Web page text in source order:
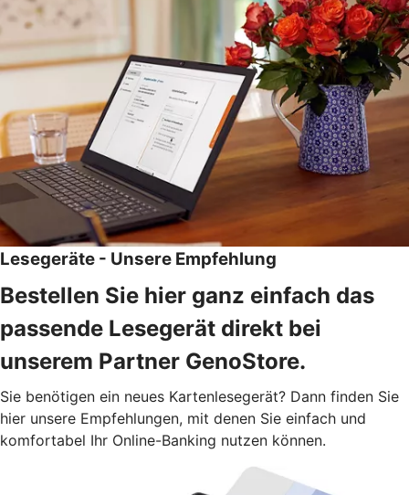
Lesegeräte - Unsere Empfehlung
Bestellen Sie hier ganz einfach das
passende Lesegerät direkt bei
unserem Partner GenoStore.
Sie benötigen ein neues Kartenlesegerät? Dann finden Sie
hier unsere Empfehlungen, mit denen Sie einfach und
komfortabel Ihr Online-Banking nutzen können.